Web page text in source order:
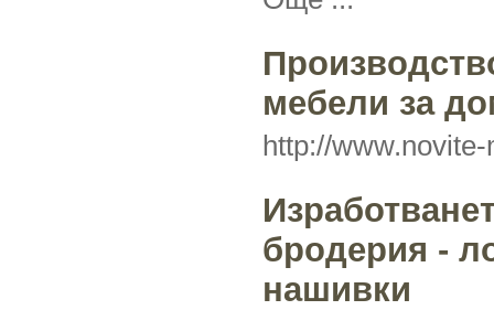
мебели за
http://
бродерия -
нашивки